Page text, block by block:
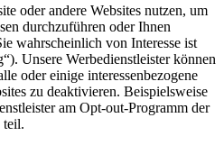
oder andere Websites nutzen, um
durchzuführen oder Ihnen
wahrscheinlich von Interesse ist
Unsere Werbedienstleister können
oder einige interessenbezogene
zu deaktivieren. Beispielsweise
am Opt-out-Programm der
teil.